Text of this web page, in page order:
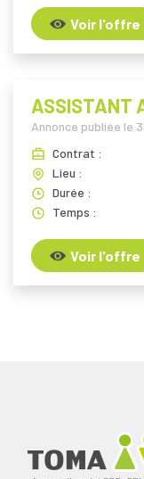
Voir l'offre
ASSISTANT
Annonce publiée le
Contrat :
Lieu :
Durée :
Temps :
Voir l'offre